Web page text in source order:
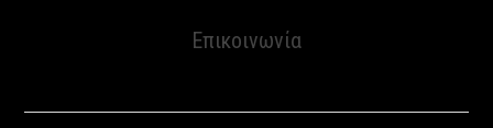
Επικοινωνία